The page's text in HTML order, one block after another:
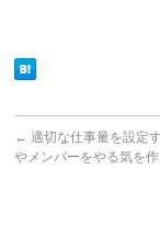
← 適切な仕事量を設定
やメンバーをやる気を作